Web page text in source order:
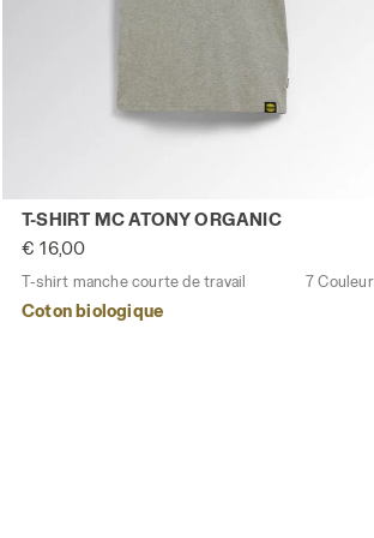
T-shirt manche courte de travail T-
T-SHIRT MC ATONY ORGANIC
€ 16,00
T-shirt manche courte de travail 7
Coton biologique